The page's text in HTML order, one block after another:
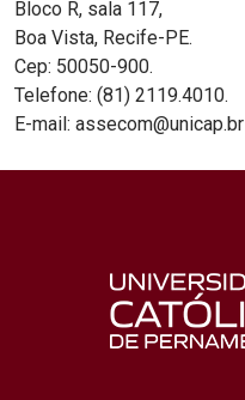
Bloco R, sala 117,
Boa Vista, Recife-PE.
Cep: 50050-900.
Telefone: (81) 2119.4010.
E-mail: assecom@unicap.br